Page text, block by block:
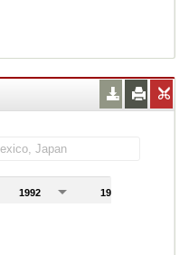
1992 1993